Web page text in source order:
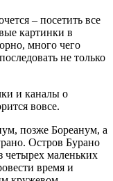
– посетить все
картинки в
много чего
не только
и каналы о
вовсе.
позже Бореанум, а
Остров Бурано
четырех маленьких
время и